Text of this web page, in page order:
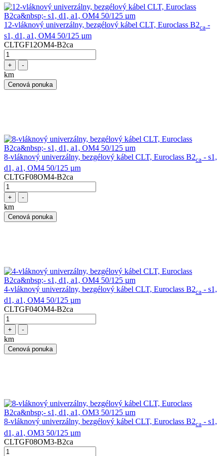
12-vláknový univerzálny, bezgélový kábel CLT, Euroclass B2ca -
s1, d1, a1, OM4 50/125 µm
CLTGF12OM4-B2ca
+ -
km
Cenová ponuka
8-vláknový univerzálny, bezgélový kábel CLT, Euroclass B2ca - s1,
d1, a1, OM4 50/125 µm
CLTGF08OM4-B2ca
+ -
km
Cenová ponuka
4-vláknový univerzálny, bezgélový kábel CLT, Euroclass B2ca - s1,
d1, a1, OM4 50/125 µm
CLTGF04OM4-B2ca
+ -
km
Cenová ponuka
8-vláknový univerzálny, bezgélový kábel CLT, Euroclass B2ca - s1,
d1, a1, OM3 50/125 µm
CLTGF08OM3-B2ca